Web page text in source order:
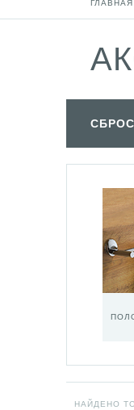
ГЛАВНАЯ
НАЙДЕНО